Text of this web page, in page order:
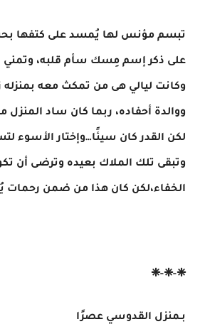
تبسم مؤنس لها يُمسد على كتفها
على ذكر إسم مِسك سأم قلبه، وتمني
وكانت ليالي هى من تمكث معه بمنزله
ووالدة أحفاده، ربما كان ساد
لكن القدر كان سيئًا…وإختار الأسوء
وتبقى تلك الملاك بعيده وترضى أن
الخفاء،لكن كان هذا من ضمن رحمات
❈-❈-❈
بـمنزل القدوسي عصرًا